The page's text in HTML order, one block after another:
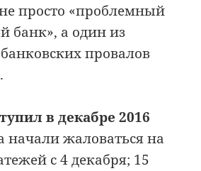
просто «проблемный
банк», а один из
провалов
в декабре 2016
жаловаться на
с 4 декабря; 15